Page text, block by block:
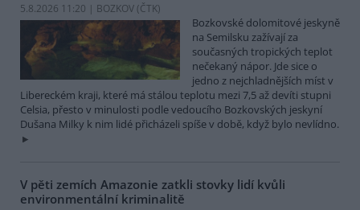
5.8.2026 11:20 | BOZKOV (ČTK)
Bozkovské dolomitové jeskyně
na Semilsku zažívají za
současných tropických teplot
nečekaný nápor. Jde sice o
jedno z nejchladnějších míst v
Libereckém kraji, které má stálou teplotu mezi 7,5 až devíti stupni
Celsia, přesto v minulosti podle vedoucího Bozkovských jeskyní
Dušana Milky k nim lidé přicházeli spíše v době, když bylo nevlídno.
V pěti zemích Amazonie zatkli stovky lidí kvůli
environmentální kriminalitě